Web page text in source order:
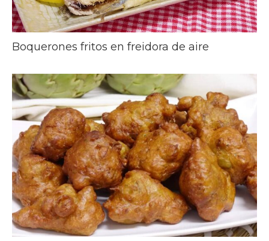
Boquerones fritos en freidora de aire